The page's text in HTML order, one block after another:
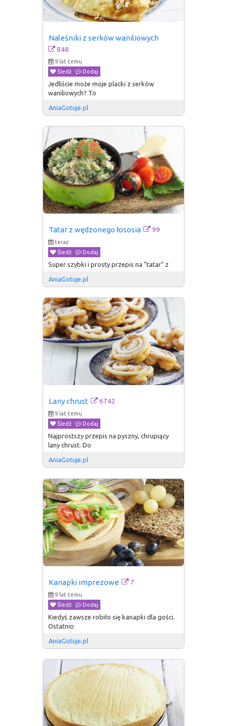
Naleśniki z serków waniliowych
848
9 lat temu
Śledź
Dodaj
Jedliście może moje placki z serków
waniliowych? To
AniaGotuje.pl
Tatar z wędzonego łososia 99
teraz
Śledź
Dodaj
Super szybki i prosty przepis na "tatar" z
AniaGotuje.pl
Lany chrust 6742
9 lat temu
Śledź
Dodaj
Najprostszy przepis na pyszny, chrupiący
lany chrust. Do
AniaGotuje.pl
Kanapki imprezowe 7
9 lat temu
Śledź
Dodaj
Kiedyś zawsze robiło się kanapki dla gości.
Ostatnio
AniaGotuje.pl